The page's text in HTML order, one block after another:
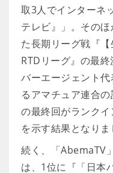
取3人でインターネ
テレビ』」。その
た長期リーグ戦『
RTDリーグ』の最
バーエージェント
るアマチュア連合
の最終回がランク
を示す結果となりま
続く、「AbemaTV
は、1位に『「日本